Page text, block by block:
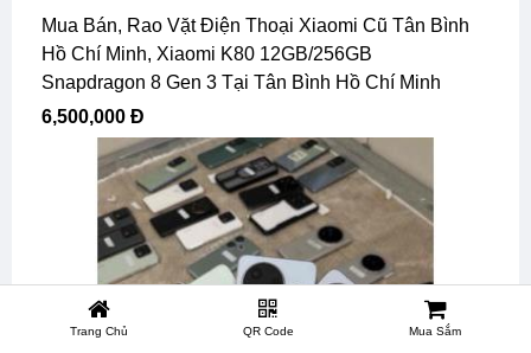
Mua Bán, Rao Vặt Điện Thoại Xiaomi Cũ Tân Bình
Hồ Chí Minh, Xiaomi K80 12GB/256GB
Snapdragon 8 Gen 3 Tại Tân Bình Hồ Chí Minh
6,500,000 Đ
Trang Chủ QR Code Mua Sắm